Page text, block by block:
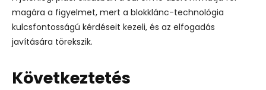
magára a figyelmet, mert a blokklánc-technológia
kulcsfontosságú kérdéseit kezeli, és az elfogadás
javítására törekszik.
Következtetés